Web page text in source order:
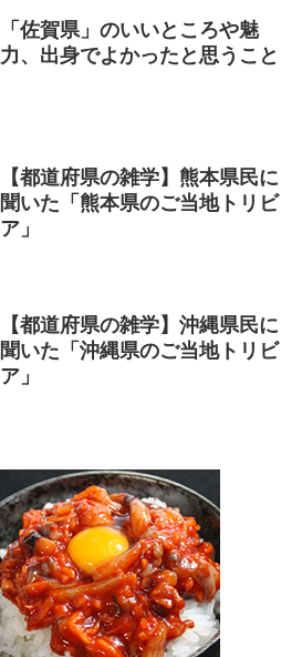
「佐賀県」のいいところや魅
力、出身でよかったと思うこと
【都道府県の雑学】熊本県民に
聞いた「熊本県のご当地トリビ
ア」
【都道府県の雑学】沖縄県民に
聞いた「沖縄県のご当地トリビ
ア」